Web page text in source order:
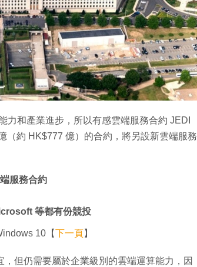
力和產業進步，所以有感雲端服務合約 JEDI
（約 HK$777 億）的合約，將另設新雲端服務
服務合約
等都有份競投
10【下一頁】
但仍需要屬於企業級別的雲端運算能力，因